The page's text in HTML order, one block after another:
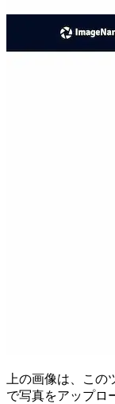
上の画像は、こ
で写真をアップロ